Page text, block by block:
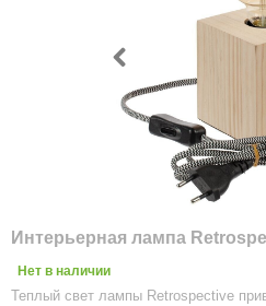
Интерьерная лампа
Нет в наличии
Теплый свет лампы Retrospective